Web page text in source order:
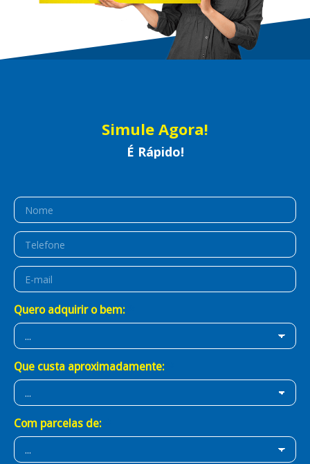
Simule Agora!
É Rápido!
Quero adquirir o bem:
Que custa aproximadamente:
Com parcelas de: